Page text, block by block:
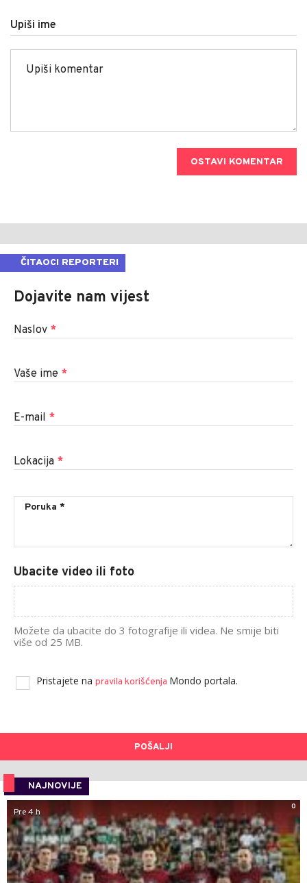
Upiši ime
OSTAVI KOMENTAR
ČITAOCI REPORTERI
Dojavite nam vijest
Naslov *
Vaše ime *
E-mail *
Lokacija *
Ubacite video ili foto
Možete da ubacite do 3 fotografije ili videa. Ne smije biti
više od 25 MB.
Pristajete na pravila korišćenja Mondo portala.
POŠALJI
NAJNOVIJE
0
Pre 4 h